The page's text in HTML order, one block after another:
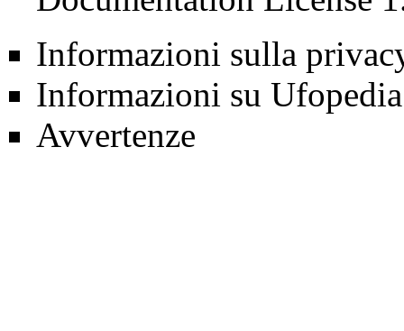
Informazioni sulla
Informazioni su Ufopedia
Avvertenze